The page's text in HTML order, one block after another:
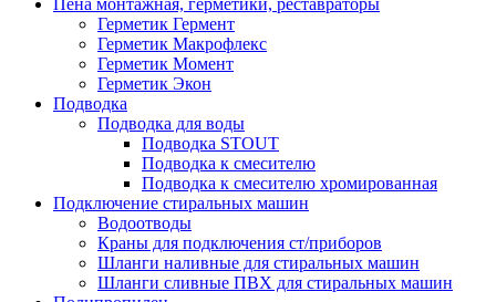
Герметик Гермент
Герметик Макрофлекс
Герметик Момент
Герметик Экон
Подводка
Подводка для воды
Подводка STOUT
Подводка к смесителю
Подводка к смесителю хромированная
Подключение стиральных машин
Водоотводы
Краны для подключения ст/приборов
Шланги наливные для стиральных машин
Шланги сливные ПВХ для стиральных машин